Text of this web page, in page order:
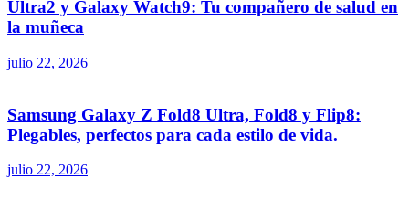
Ultra2 y Galaxy Watch9: Tu compañero de salud en
la muñeca
julio 22, 2026
Samsung Galaxy Z Fold8 Ultra, Fold8 y Flip8:
Plegables, perfectos para cada estilo de vida.
julio 22, 2026